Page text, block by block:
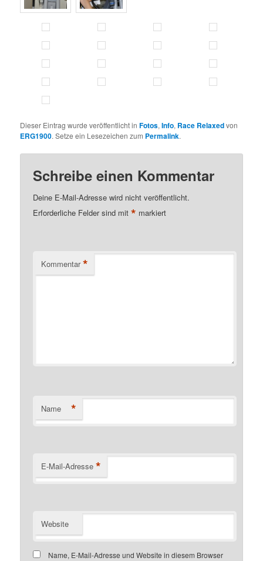
Dieser Eintrag wurde veröffentlicht inFotos,Info, Race Relaxedvon
ERG1900. Setze ein Lesezeichen zum Permalink.
Schreibe einen Kommentar
Deine E-Mail-Adresse wird nicht veröffentlicht.
Erforderliche Felder sind mit* markiert
Kommentar *
Name *
E-Mail-Adresse *
Website
Name, E-Mail-Adresse und Website in diesem Browser